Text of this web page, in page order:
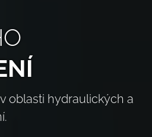
oblasti hydraulických a